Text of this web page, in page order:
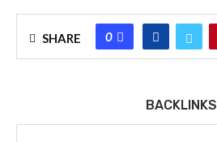
SHARE 0
BACKLINKS